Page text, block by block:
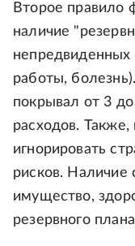
Второе правило
наличие
непредвиденных
работы,
покрывал от 3
расходов. Также,
игнорировать
рисков. Наличие
имущество,
резервного